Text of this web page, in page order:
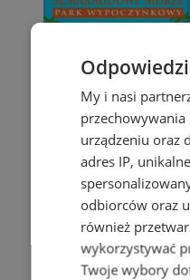
My i nasi
urządzeniu oraz
adres IP,
odbiorców oraz
również
wykorzystywać
Twoje wybory